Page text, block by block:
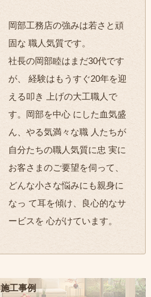
岡部工務店の強みは若さと頑
固な 職人気質です。
社長の岡部睦はまだ30代です
が、 経験はもうすぐ20年を迎
える叩き 上げの大工職人で
す。岡部を中心 にした血気盛
ん、やる気満々な職 人たちが
自分たちの職人気質に忠 実に
お客さまのご要望を伺って、
どんな小さな悩みにも親身に
なっ て耳を傾け、良心的なサ
ービスを 心がけています。
施工事例